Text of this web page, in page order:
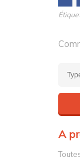
A